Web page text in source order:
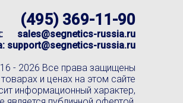
(495) 369-11-90
sales@segnetics-russia.ru
support@segnetics-russia.ru
- 2026 Все права защищены
и ценах на этом сайте
информационный характер,